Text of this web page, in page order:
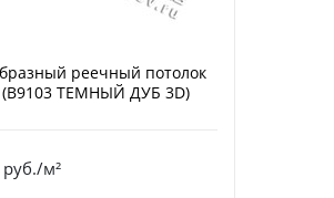
реечный потолок
(B9103 ТЕМНЫЙ ДУБ 3D)
м²